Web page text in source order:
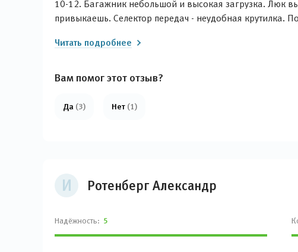
10-12. Багажник небольшой и высокая загрузка. Люк
привыкаешь. Селектор передач - неудобная крутилка.
Читать подробнее
Вам помог этот отзыв?
Да (3) Нет (1)
И Ротенберг Александр
Надёжность: 5